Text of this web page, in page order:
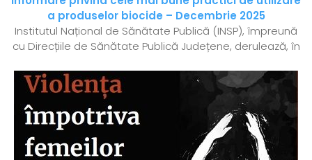
a produselor biocide – Decembrie 2025
Institutul Național de Sănătate Publică (INSP), împreună
cu Direcțiile de Sănătate Publică Județene, derulează, în